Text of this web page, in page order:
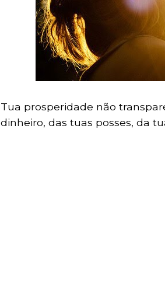
Tua prosperidade não
dinheiro, das tuas posses, da